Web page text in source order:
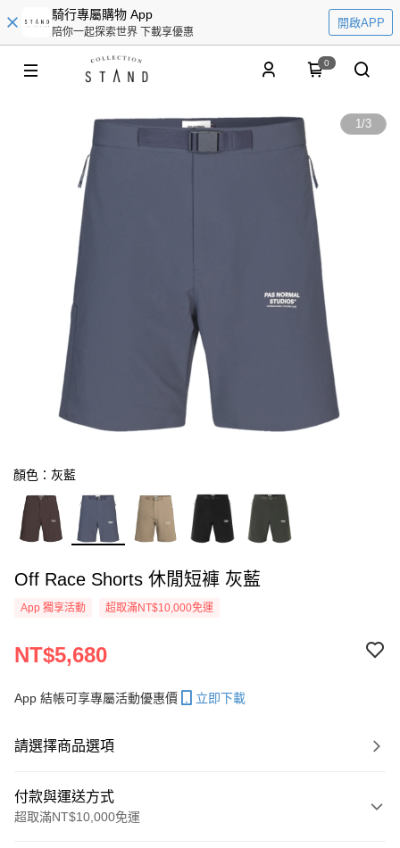
騎行專屬購物 App
陪你一起探索世界 下載享優惠
開啟APP
0
1/3
顏色：灰藍
Off Race Shorts 休閒短褲 灰藍
App 獨享活動 超取滿NT$10,000免運
NT$5,680
App 結帳可享專屬活動優惠價 立即下載
請選擇商品選項
付款與運送方式
超取滿NT$10,000免運